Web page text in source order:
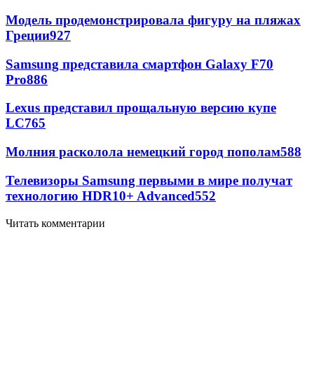
Модель продемонстрировала фигуру на пляжах
Греции927
Samsung представила смартфон Galaxy F70
Pro886
Lexus представил прощальную версию купе
LC765
Молния расколола немецкий город пополам588
Телевизоры Samsung первыми в мире получат
технологию HDR10+ Advanced552
Читать комментарии